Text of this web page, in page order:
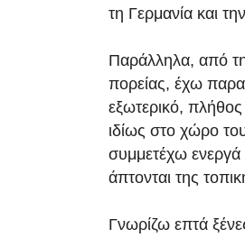
τη Γερμανία και
Παράλληλα, από
πορείας, έχω
εξωτερικό,
ιδίως στο χώρο
συμμετέχω
άπτονται της
Γνωρίζω επτά